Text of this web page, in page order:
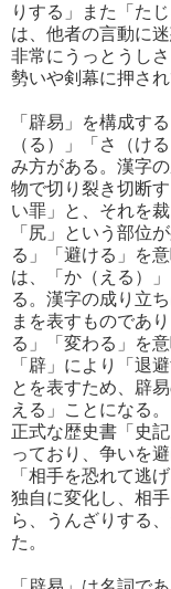
りする」また「た
は、他者の言動に
非常にうっとうし
勢いや剣幕に押さ
「辟易」を構成す
（る）」「さ（け
み方がある。漢字
物で切り裂き切断
い罪」と、それを
「尻」という部位
る」「避ける」を
は、「か（える）
る。漢字の成り立
まを表すものであ
る」「変わる」を
「辟」により「退
とを表すため、辟
える」ことになる
正式な歴史書「史
っており、争いを
「相手を恐れて逃
独自に変化し、相
ら、うんざりする
た。